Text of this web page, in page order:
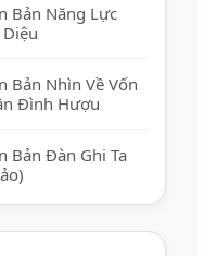
Bản Năng Lực
Bản Nhìn Về Vốn
Đình Hượu
Bản Đàn Ghi Ta